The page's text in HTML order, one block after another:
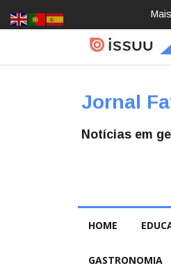
Pai
Jornal
Notícias em
HOME
GASTRONOMIA